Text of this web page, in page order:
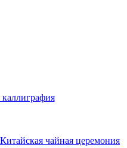
Китайская чайная церемония